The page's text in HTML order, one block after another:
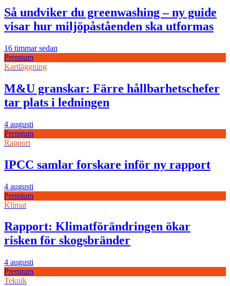
Så undviker du greenwashing – ny guide
visar hur miljöpåståenden ska utformas
16 timmar sedan
Premium
Kartläggning
M&U granskar: Färre hållbarhetschefer
tar plats i ledningen
4 augusti
Premium
Rapport
IPCC samlar forskare inför ny rapport
4 augusti
Premium
Klimat
Rapport: Klimatförändringen ökar
risken för skogsbränder
4 augusti
Premium
Teknik